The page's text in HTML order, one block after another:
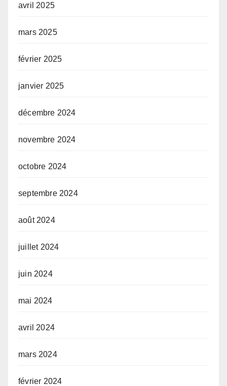
avril 2025
mars 2025
février 2025
janvier 2025
décembre 2024
novembre 2024
octobre 2024
septembre 2024
août 2024
juillet 2024
juin 2024
mai 2024
avril 2024
mars 2024
février 2024